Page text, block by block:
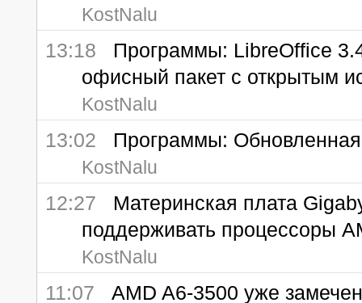
KostNalu
13:18 Программы: LibreOffice
офисный пакет с открытым
KostNalu
13:02 Программы:
KostNalu
12:27 Материнская плата
поддерживать процессоры
KostNalu
11:07 AMD A6-3500 уже